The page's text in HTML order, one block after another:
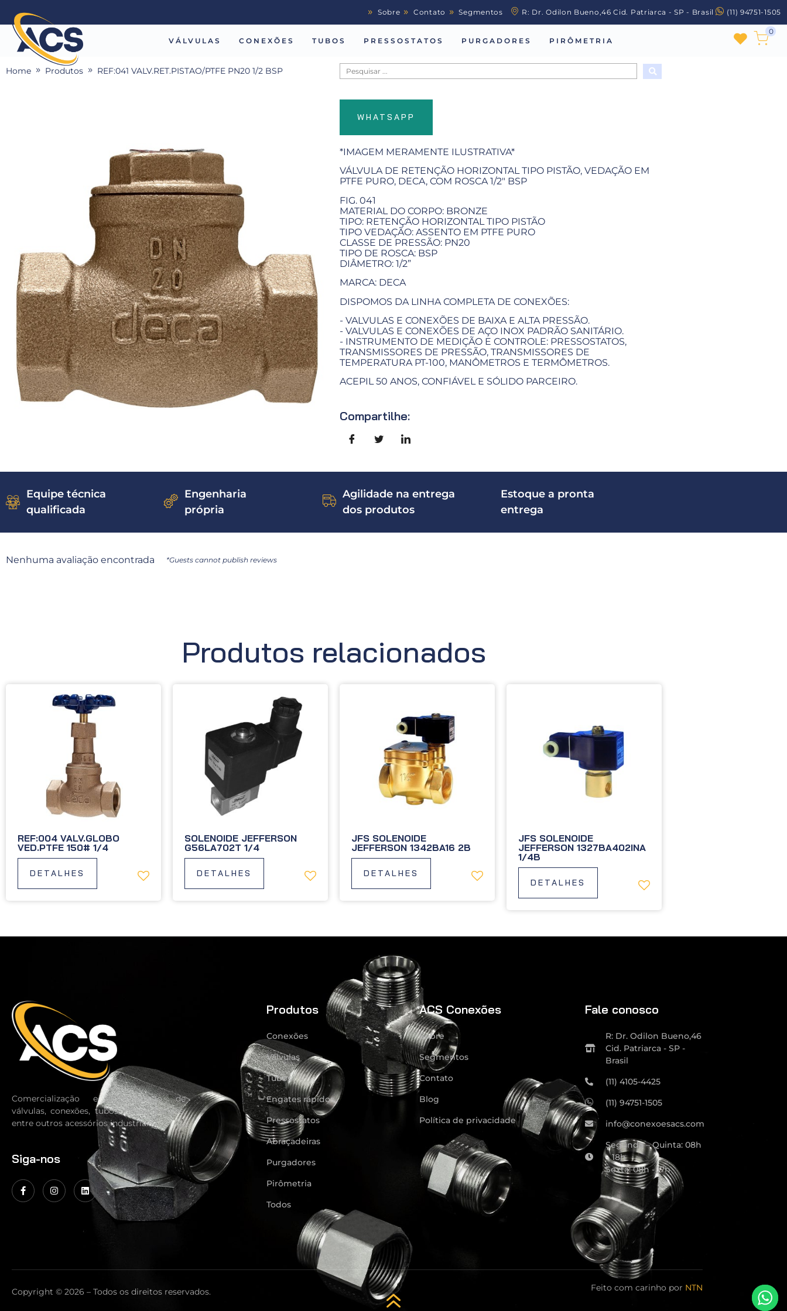
Sobre Contato Segmentos R: Dr. Odilon Bueno,46 Cid. Patriarca - SP - Brasil (11) 94751-1505
VÁLVULAS CONEXÕES TUBOS PRESSOSTATOS PURGADORES PIRÔMETRIA
0
Home Produtos REF:041 VALV.RET.PISTAO/PTFE PN20 1/2 BSP
WHATSAPP
*IMAGEM MERAMENTE ILUSTRATIVA*
VÁLVULA DE RETENÇÃO HORIZONTAL TIPO PISTÃO, VEDAÇÃO EM
PTFE PURO, DECA, COM ROSCA 1/2" BSP
FIG. 041
MATERIAL DO CORPO: BRONZE
TIPO: RETENÇÃO HORIZONTAL TIPO PISTÃO
TIPO VEDAÇÃO: ASSENTO EM PTFE PURO
CLASSE DE PRESSÃO: PN20
TIPO DE ROSCA: BSP
DIÂMETRO: 1/2”
MARCA: DECA
DISPOMOS DA LINHA COMPLETA DE CONEXÕES:
- VALVULAS E CONEXÕES DE BAIXA E ALTA PRESSÃO.
- VALVULAS E CONEXÕES DE AÇO INOX PADRÃO SANITÁRIO.
- INSTRUMENTO DE MEDIÇÃO E CONTROLE: PRESSOSTATOS,
TRANSMISSORES DE PRESSÃO, TRANSMISSORES DE
TEMPERATURA PT-100, MANÔMETROS E TERMÔMETROS.
ACEPIL 50 ANOS, CONFIÁVEL E SÓLIDO PARCEIRO.
Compartilhe:
Equipe técnica
qualificada
Engenharia
própria
Agilidade na entrega
dos produtos
Estoque a pronta
entrega
Nenhuma avaliação encontrada *Guests cannot publish reviews
Produtos relacionados
REF:004 VALV.GLOBO
VED.PTFE 150# 1/4
DETALHES
SOLENOIDE JEFFERSON
G56LA702T 1/4
DETALHES
JFS SOLENOIDE
JEFFERSON 1342BA16 2B
DETALHES
JFS SOLENOIDE
JEFFERSON 1327BA402INA
1/4B
DETALHES
Comercialização e Distribuição de
válvulas, conexões, tubos, filtros, flanges,
entre outros acessórios industriais.
Siga-nos
Produtos
Conexões
Válvulas
Tubos
Engates rápidos
Pressostatos
Abraçadeiras
Purgadores
Pirômetria
Todos
ACS Conexões
Sobre
Segmentos
Contato
Blog
Política de privacidade
Fale conosco
R: Dr. Odilon Bueno,46
Cid. Patriarca - SP -
Brasil
(11) 4105-4425
(11) 94751-1505
info@conexoesacs.com
Segunda – Quinta: 08h
– 18h
Sexta: 08h - 17h
Copyright © 2026 – Todos os direitos reservados. Feito com carinho por NTN